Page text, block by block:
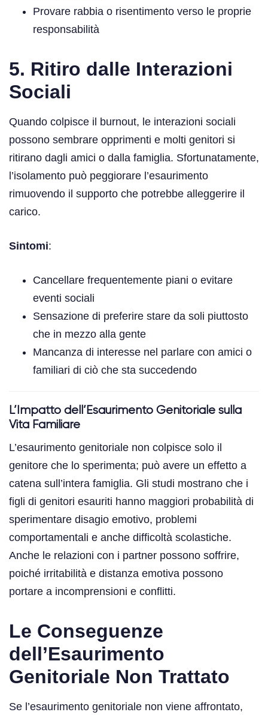
Provare rabbia o risentimento verso le proprie
responsabilità
5. Ritiro dalle Interazioni
Sociali
Quando colpisce il burnout, le interazioni sociali
possono sembrare opprimenti e molti genitori si
ritirano dagli amici o dalla famiglia. Sfortunatamente,
l’isolamento può peggiorare l’esaurimento
rimuovendo il supporto che potrebbe alleggerire il
carico.
Sintomi:
Cancellare frequentemente piani o evitare
eventi sociali
Sensazione di preferire stare da soli piuttosto
che in mezzo alla gente
Mancanza di interesse nel parlare con amici o
familiari di ciò che sta succedendo
L’Impatto dell’Esaurimento Genitoriale sulla
Vita Familiare
L’esaurimento genitoriale non colpisce solo il
genitore che lo sperimenta; può avere un effetto a
catena sull’intera famiglia. Gli studi mostrano che i
figli di genitori esauriti hanno maggiori probabilità di
sperimentare disagio emotivo, problemi
comportamentali e anche difficoltà scolastiche.
Anche le relazioni con i partner possono soffrire,
poiché irritabilità e distanza emotiva possono
portare a incomprensioni e conflitti.
Le Conseguenze
dell’Esaurimento
Genitoriale Non Trattato
Se l’esaurimento genitoriale non viene affrontato,